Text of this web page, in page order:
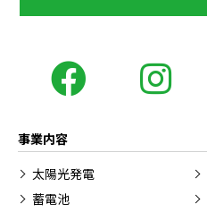
事業内容
太陽光発電
蓄電池